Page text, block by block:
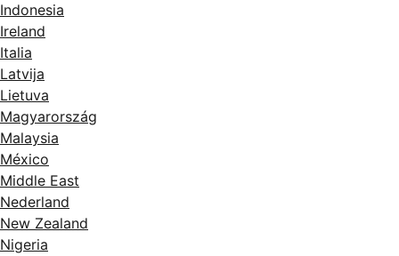
Indonesia
Ireland
Italia
Latvija
Lietuva
Magyarország
Malaysia
México
Middle East
Nederland
New Zealand
Nigeria